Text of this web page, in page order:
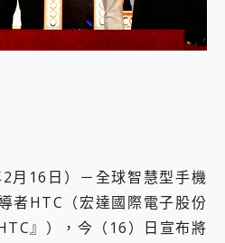
DJI Osmo Pocket 3 爽爽帶回家 歡慶 EaseUS 21 週年到來，「Slogan 海報徵稿活動」好康大放送
小巧好吸不擋鏡頭 有Qi2認證的 ONPRO MagReact MXs2 5000mAh薄型磁吸無線急速行動電源 開箱 評測
會走動的冷暖氣 SONY REON POCKET PRO 穿戴式智慧冷暖調溫裝置 開箱 評測
飛利浦 JS7310 ⚡【電急便｜行動儲能救車電源】 可靠的旅行夥伴！帶給您優異的安全性與強大供電效能
是螢幕也是電視! 一機超多用途「MSI微星 Modern MD272UPSW 27型」 4K IPS 輕薄商用智慧聯網螢幕 開箱 評測
您的專屬AI 助手 Yoga Slim 7 Aura Edition 觸控AI筆電 開箱 評測
realme 14 Pro 超硬軍規、冰感變色實測，realme 14 5G 遊戲戰鬥值爆表，效能x娛樂全都要！
月16日）－全球智慧型手機
者HTC（宏達國際電子股份
』），今（16）日宣布將